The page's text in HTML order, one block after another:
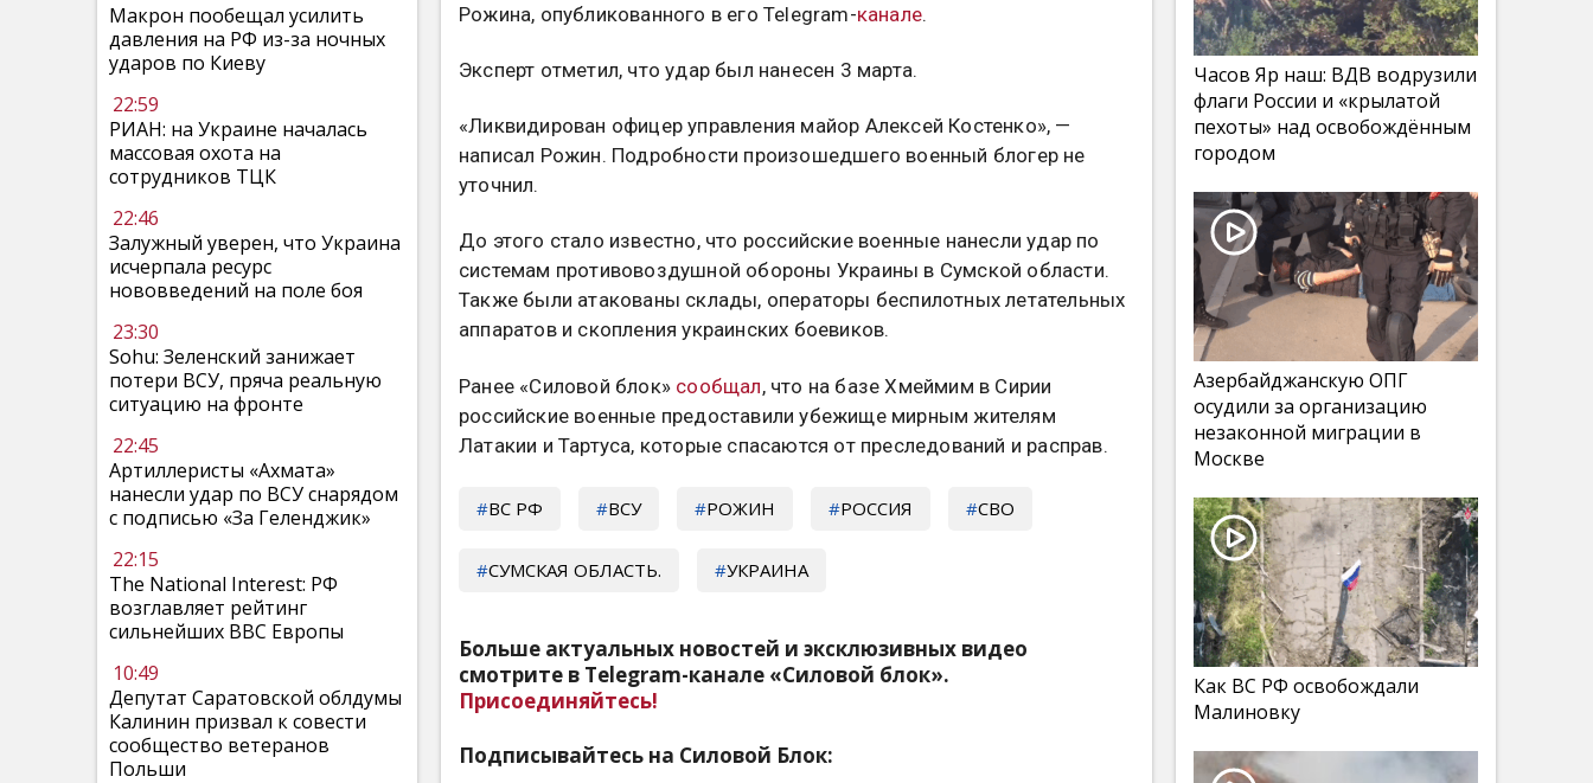
Макрон пообещал усилить
давления на РФ из-за ночных
ударов по Киеву
22:59
РИАН: на Украине началась
массовая охота на
сотрудников ТЦК
22:46
Залужный уверен, что Украина
исчерпала ресурс
нововведений на поле боя
23:30
Sohu: Зеленский занижает
потери ВСУ, пряча реальную
ситуацию на фронте
22:45
Артиллеристы «Ахмата»
нанесли удар по ВСУ снарядом
с подписью «За Геленджик»
22:15
The National Interest: РФ
возглавляет рейтинг
сильнейших ВВС Европы
10:49
Депутат Саратовской облдумы
Калинин призвал к совести
сообщество ветеранов
Польши
Рожина, опубликованного в его Telegram-канале.
Эксперт отметил, что удар был нанесен 3 марта.
«Ликвидирован офицер управления майор Алексей Костенко», —
написал Рожин. Подробности произошедшего военный блогер не
уточнил.
До этого стало известно, что российские военные нанесли удар по
системам противовоздушной обороны Украины в Сумской области.
Также были атакованы склады, операторы беспилотных летательных
аппаратов и скопления украинских боевиков.
Ранее «Силовой блок» сообщал, что на базе Хмеймим в Сирии
российские военные предоставили убежище мирным жителям
Латакии и Тартуса, которые спасаются от преследований и расправ.
ВС РФ ВСУ РОЖИН РОССИЯ СВО
СУМСКАЯ ОБЛАСТЬ. УКРАИНА
Больше актуальных новостей и эксклюзивных видео
смотрите в Telegram-канале «Силовой блок».
Присоединяйтесь!
Подписывайтесь на Силовой Блок:
Часов Яр наш: ВДВ водрузили
флаги России и «крылатой
пехоты» над освобождённым
городом
Азербайджанскую ОПГ
осудили за организацию
незаконной миграции в
Москве
Как ВС РФ освобождали
Малиновку